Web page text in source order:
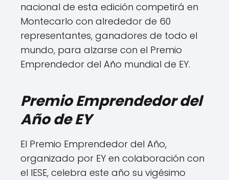
nacional de esta edición competirá en
Montecarlo con alrededor de 60
representantes, ganadores de todo el
mundo, para alzarse con el Premio
Emprendedor del Año mundial de EY.
Premio Emprendedor del
Año de EY
El Premio Emprendedor del Año,
organizado por EY en colaboración con
el IESE, celebra este año su vigésimo